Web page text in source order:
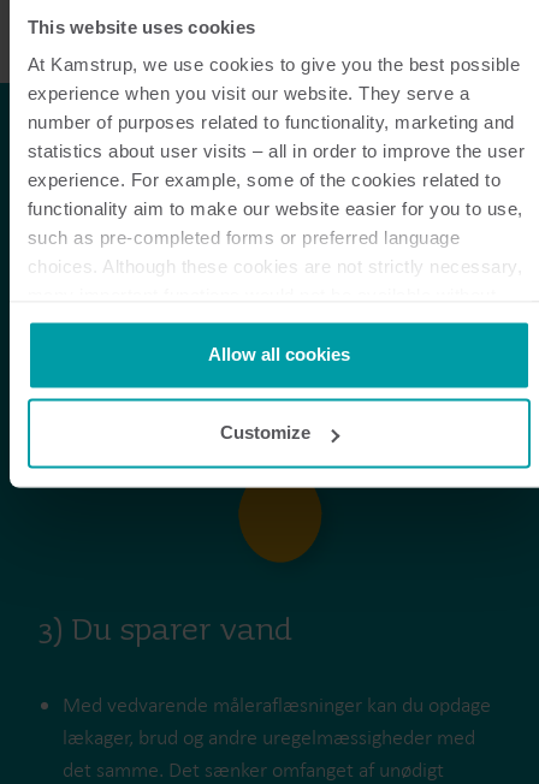
This website uses cookies
At Kamstrup, we use cookies to give you the best possible
experience when you visit our website. They serve a
number of purposes related to functionality, marketing and
statistics about user visits – all in order to improve the user
experience. For example, some of the cookies related to
functionality aim to make our website easier for you to use,
such as pre-completed forms or preferred language
choices. Although these cookies are not strictly necessary,
them.
Kamstrup makes use of third-party cookies. A third-party
cookie is installed by someone other than us, such as other
You can at any time change or withdraw your consent from
here
Allow all cookies
Customize
3) Du sparer vand
Med vedvarende måleraflæsninger kan du opdage
lækager, brud og andre uregelmæssigheder med
det samme. Det sænker omfanget af unødigt